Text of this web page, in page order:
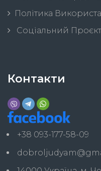
Політика
Соціальний
Контакти
+38 093-177-58-09